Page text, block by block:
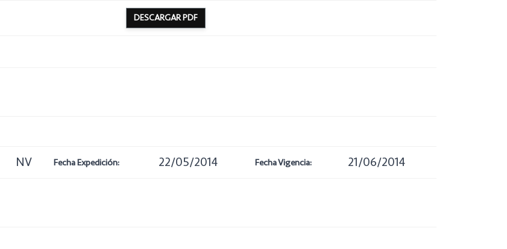
DESCARGAR PDF
NV Fecha Expedición: 22/05/2014 Fecha Vigencia: 21/06/2014